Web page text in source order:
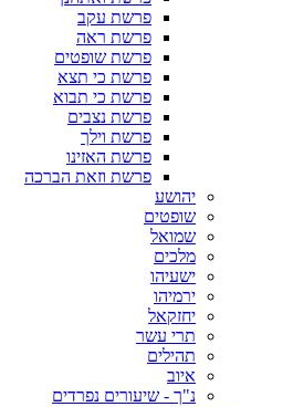
פרשת עקב
פרשת ראה
פרשת שופטים
פרשת כי תצא
פרשת כי תבוא
פרשת נצבים
פרשת וילך
פרשת האזינו
פרשת וזאת הברכה
יהושע
שופטים
שמואל
מלכים
ישעיהו
ירמיהו
יחזקאל
תרי עשר
תהילים
איוב
נ"ך - שיעורים נפרדים